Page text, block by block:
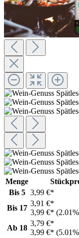
Menge
Bis 5 3,99 €*
Bis 17
3,91 €*
3,99 €*
Ab 18
3,79 €*
3,99 €*